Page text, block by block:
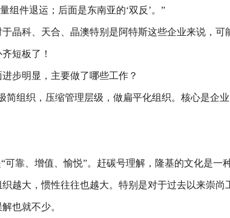
组件退运；后面是东南亚的‘双反’。”
晶科、天合、晶澳特别是阿特斯这些企业来说，
短板了！
步明显，主要做了哪些工作？
组织，压缩管理层级，做扁平化组织。核心是企
靠、增值、愉悦”。赶碳号理解，隆基的文化是一
越大，惯性往往也越大。特别是对于过去以来崇
也就不少。